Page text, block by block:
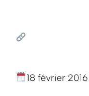
18 février 2016